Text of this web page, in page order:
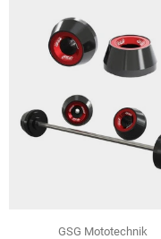
GSG Mototechnik